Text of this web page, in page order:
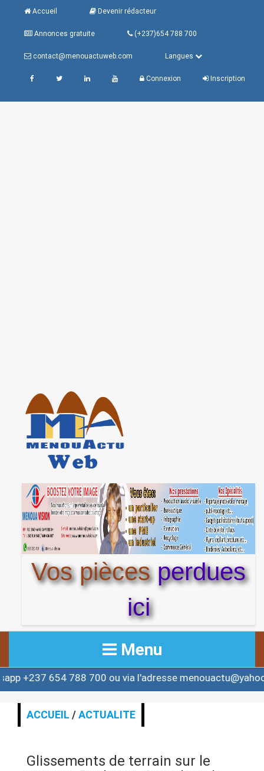
Accueil Devenir rédacteur
Annonces gratuite (+237)654 788 700
contact@menouactuweb.com Langues
Connexion Inscription
Vos piècesperdues
ici
Menu
ACCUEIL
ACTUALITE
700 ou via l'adresse menouactu@yahoo.com ou
ACCUEIL /ACTUALITE
Glissements de terrain sur le